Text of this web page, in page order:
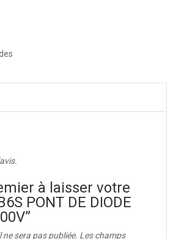
à laisser votre
PONT DE DIODE
ne sera pas publiée. Les champs